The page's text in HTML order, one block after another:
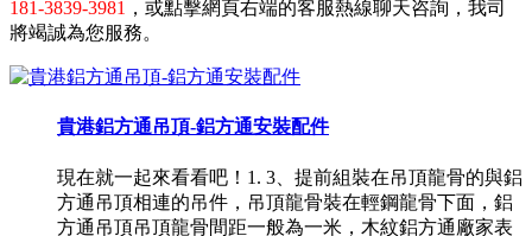
181-3839-3981 ，或點擊網頁右端的客服熱線聊天咨詢，我司
將竭誠為您服務。
貴港鋁方通吊頂-鋁方通安裝配件
現在就一起來看看吧！1. 3、提前組裝在吊頂龍骨的與鋁
方通吊頂相連的吊件，吊頂龍骨裝在輕鋼龍骨下面，鋁
方通吊頂吊頂龍骨間距一般為一米，木紋鋁方通廠家表